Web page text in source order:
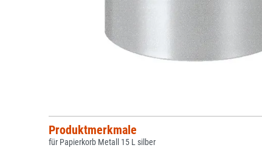
Produktmerkmale
für Papierkorb Metall 15 L silber